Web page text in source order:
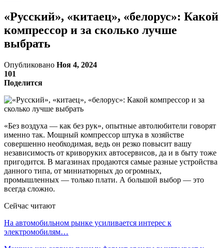
«Русский», «китаец», «белорус»: Какой
компрессор и за сколько лучше
выбрать
Опубликовано Ноя 4, 2024
101
Поделится
«Без воздуха — как без рук», опытные автолюбители говорят
именно так. Мощный компрессор штука в хозяйстве
совершенно необходимая, ведь он резко повысит вашу
независимость от криворуких автосервисов, да и в быту тоже
пригодится. В магазинах продаются самые разные устройства
данного типа, от миниатюрных до огромных,
промышленных — только плати. А большой выбор — это
всегда сложно.
Сейчас читают
На автомобильном рынке усиливается интерес к
электромобилям…